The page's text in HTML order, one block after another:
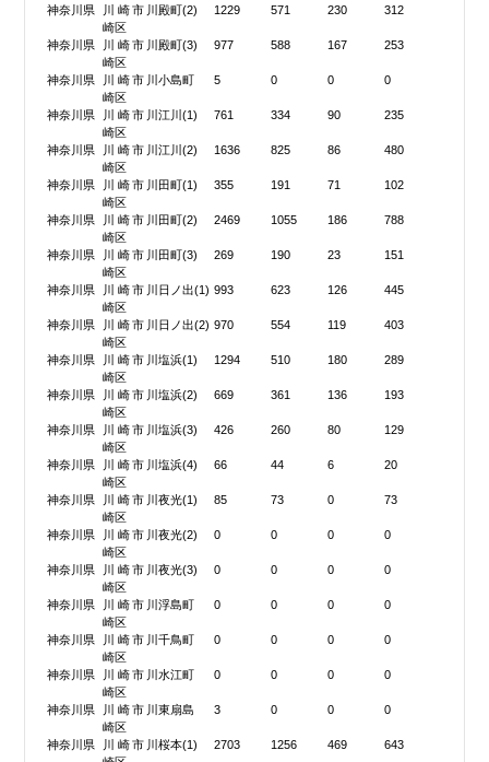
神奈川県
川崎市川
崎区
殿町(2) 1229 571 230 312
神奈川県
川崎市川
崎区
殿町(3) 977 588 167 253
神奈川県
川崎市川
崎区
小島町 5 0 0 0
神奈川県
川崎市川
崎区
江川(1) 761 334 90 235
神奈川県
川崎市川
崎区
江川(2) 1636 825 86 480
神奈川県
川崎市川
崎区
田町(1) 355 191 71 102
神奈川県
川崎市川
崎区
田町(2) 2469 1055 186 788
神奈川県
川崎市川
崎区
田町(3) 269 190 23 151
神奈川県
川崎市川
崎区
日ノ出(1) 993 623 126 445
神奈川県
川崎市川
崎区
日ノ出(2) 970 554 119 403
神奈川県
川崎市川
崎区
塩浜(1) 1294 510 180 289
神奈川県
川崎市川
崎区
塩浜(2) 669 361 136 193
神奈川県
川崎市川
崎区
塩浜(3) 426 260 80 129
神奈川県
川崎市川
崎区
塩浜(4) 66 44 6 20
神奈川県
川崎市川
崎区
夜光(1) 85 73 0 73
神奈川県
川崎市川
崎区
夜光(2) 0 0 0 0
神奈川県
川崎市川
崎区
夜光(3) 0 0 0 0
神奈川県
川崎市川
崎区
浮島町 0 0 0 0
神奈川県
川崎市川
崎区
千鳥町 0 0 0 0
神奈川県
川崎市川
崎区
水江町 0 0 0 0
神奈川県
川崎市川
崎区
東扇島 3 0 0 0
神奈川県
川崎市川桜本(1) 2703 1256 469 643